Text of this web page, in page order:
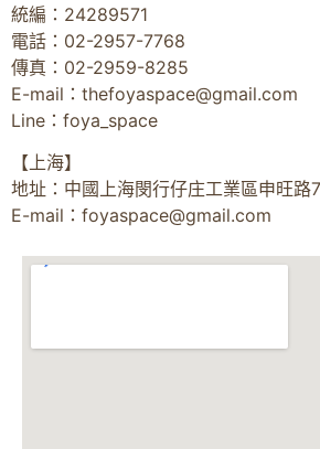
統編：24289571
電話：02-2957-7768
傳真：02-2959-8285
E-mail： thefoyaspace@gmail.com
Line：foya_space
【上海】
地址：中國上海閔行仔庄工業區申旺
E-mail： foyaspace@gmail.com